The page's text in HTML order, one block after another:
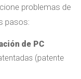
problemas de
pasos:
de PC
(patente